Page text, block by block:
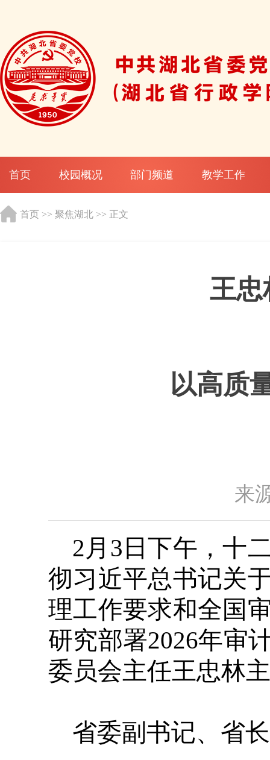
首页 校园概况 部门频道 教学工作
首页 >> 聚焦湖北 >> 正文
王忠
以高质
来
2月3日下午，十
彻习近平总书记关
理工作要求和全国
研究部署2026年审
委员会主任王忠林
省委副书记、省